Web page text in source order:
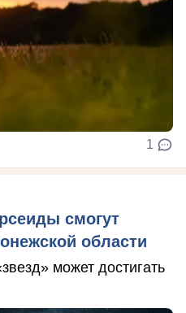
1
смогут
области
может достигать